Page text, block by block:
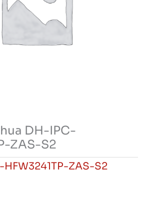
DH-IPC-
ZAS-S2
HFW3241TP-ZAS-S2